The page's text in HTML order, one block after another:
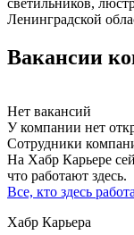
Ленинградской
Вакансии
Нет вакансий
У компании нет
Сотрудники
На Хабр Карьере
что работают здесь.
Все, кто здесь
Хабр Карьера